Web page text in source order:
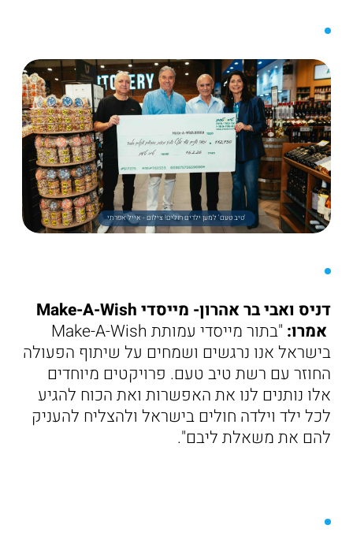
'טיב טעם' למען ילדים חולים! צילום - אייל אפרתי
דניס ואבי בר אהרון- מייסדי Make-A-Wish
אמרו:
"בתור מייסדי עמותת Make-A-Wish
בישראל אנו נרגשים ושמחים על שיתוף הפעולה
החוזר עם רשת טיב טעם. פרויקטים מיוחדים
אלו נותנים לנו את האפשרות ואת הכוח להגיע
לכל ילד וילדה חולים בישראל ולהצליח להעניק
להם את משאלת ליבם".